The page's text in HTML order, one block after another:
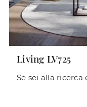
Living LV725